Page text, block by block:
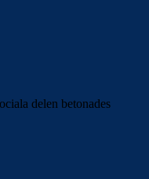
delen betonades